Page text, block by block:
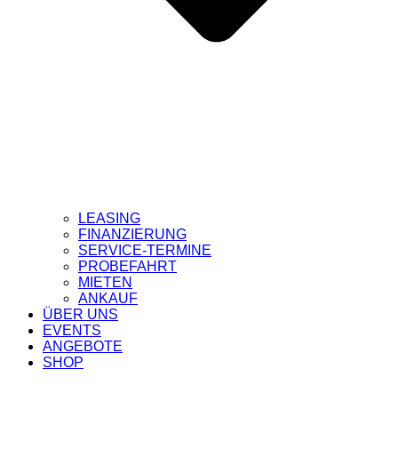
LEASING
FINANZIERUNG
SERVICE-TERMINE
PROBEFAHRT
MIETEN
ANKAUF
ÜBER UNS
EVENTS
ANGEBOTE
SHOP